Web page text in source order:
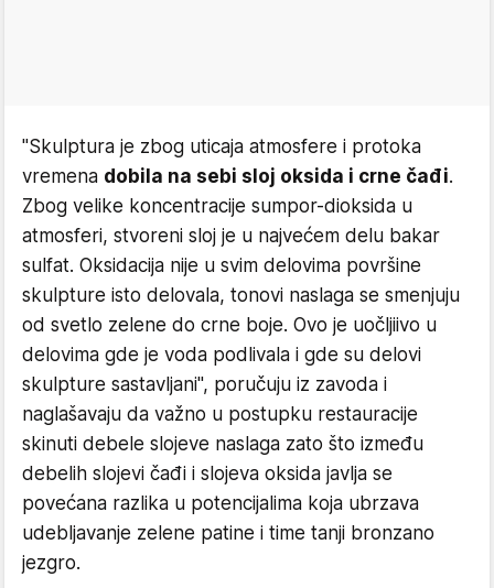
"Skulptura je zbog uticaja atmosfere i protoka
vremena dobila na sebi sloj oksida i crne čađi.
Zbog velike koncentracije sumpor-dioksida u
atmosferi, stvoreni sloj je u najvećem delu bakar
sulfat. Oksidacija nije u svim delovima površine
skulpture isto delovala, tonovi naslaga se smenjuju
od svetlo zelene do crne boje. Ovo je uočljiivo u
delovima gde je voda podlivala i gde su delovi
skulpture sastavljani", poručuju iz zavoda i
naglašavaju da važno u postupku restauracije
skinuti debele slojeve naslaga zato što između
debelih slojevi čađi i slojeva oksida javlja se
povećana razlika u potencijalima koja ubrzava
udebljavanje zelene patine i time tanji bronzano
jezgro.